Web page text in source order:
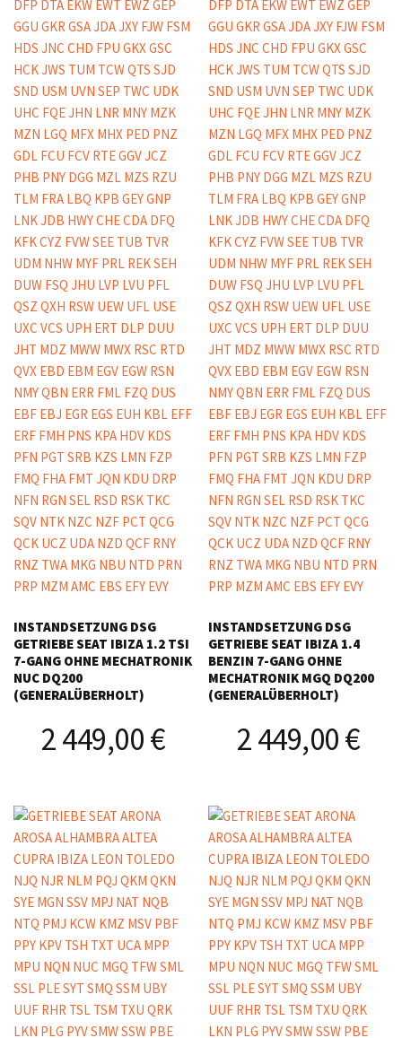
INSTANDSETZUNG DSG
GETRIEBE SEAT IBIZA 1.2 TSI
7-GANG OHNE MECHATRONIK
NUC DQ200
(GENERALÜBERHOLT)
2 449,00€
INSTANDSETZUNG DSG
GETRIEBE SEAT IBIZA 1.4
BENZIN 7-GANG OHNE
MECHATRONIK MGQ DQ200
(GENERALÜBERHOLT)
2 449,00€